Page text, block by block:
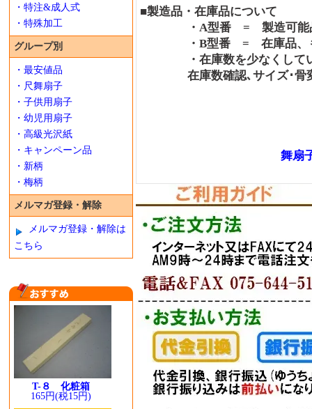
・特注&成人式
・特殊加工
グループ別
・最安値品
・尺舞扇子
・子供用扇子
・幼児用扇子
・高級光沢紙
・キャンペーン品
・新柄
・梅柄
メルマガ登録・解除
メルマガ登録・解除は
こちら
T-８ 化粧箱
165円(税15円)
■製造品・在庫品について
・A型番 = 製造可能品
・B型番 = 在庫品、も
・在庫数を少なくしてい
在庫数確認､サイズ･骨変
舞扇